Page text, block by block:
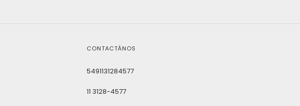
CONTACTÁNOS
5491131284577
11 3128-4577